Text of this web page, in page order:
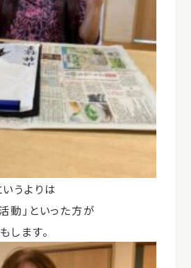
うよりは
動」といった方が
します。